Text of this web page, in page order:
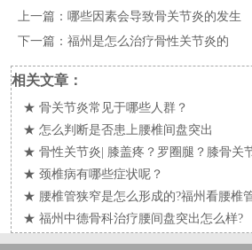
上一篇：哪些因素会导致骨关节炎的发生
下一篇：福州是怎么治疗骨性关节炎的
相关文章：
★骨关节炎常见于哪些人群？
★怎么判断是否患上腰椎间盘突出
★骨性关节炎| 膝盖疼？罗圈腿？膝骨关
★颈椎病有哪些症状呢？
★ 腰椎管狭窄是怎么形成的?福州看腰椎
★福州中德骨科治疗腰间盘突出怎么样?